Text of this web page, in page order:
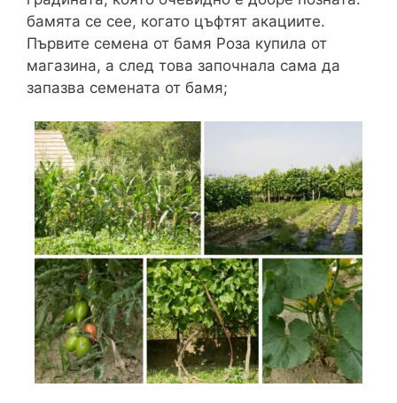
бамята се сее, когато цъфтят акациите.
Първите семена от бамя Роза купила от
магазина, а след това започнала сама да
запазва семената от бамя;